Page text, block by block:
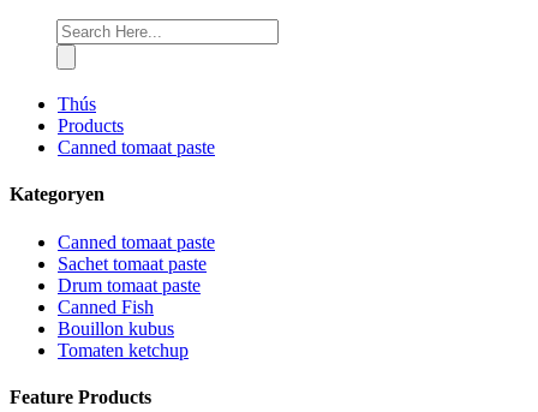
Thús
Products
Canned tomaat paste
Kategoryen
Canned tomaat paste
Sachet tomaat paste
Drum tomaat paste
Canned Fish
Bouillon kubus
Tomaten ketchup
Feature Products